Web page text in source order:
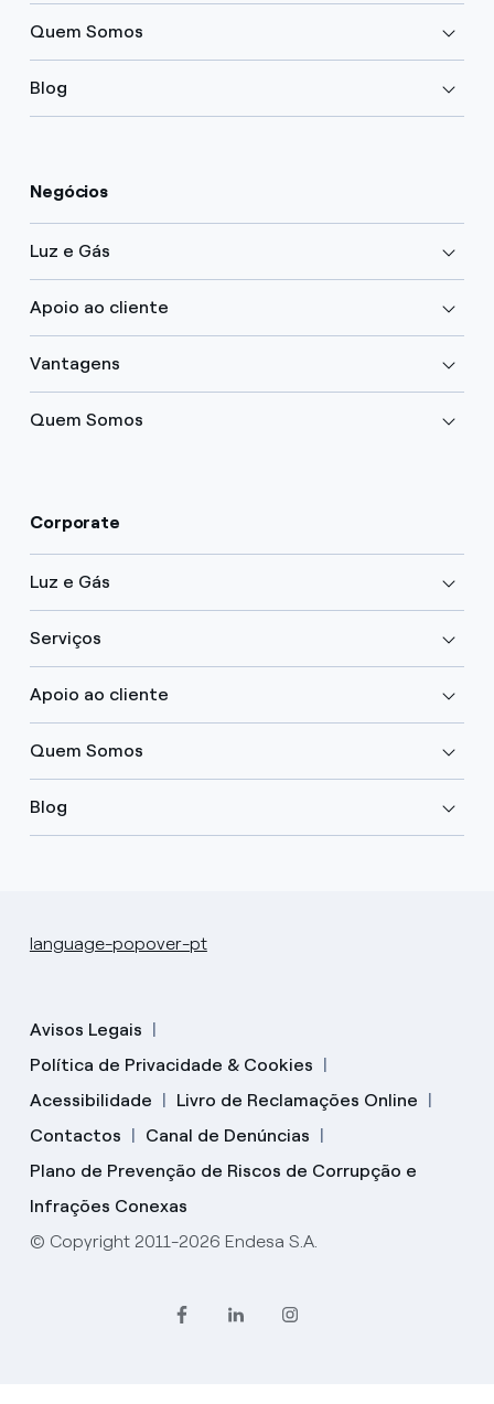
Quem Somos
Blog
Negócios
Luz e Gás
Apoio ao cliente
Vantagens
Quem Somos
Corporate
Luz e Gás
Serviços
Apoio ao cliente
Quem Somos
Blog
language-popover-pt
Avisos Legais
Política de Privacidade & Cookies
Acessibilidade
Livro de Reclamações Online
Contactos
Canal de Denúncias
Plano de Prevenção de Riscos de Corrupção e
Infrações Conexas
© Copyright 2011-2026 Endesa S.A.